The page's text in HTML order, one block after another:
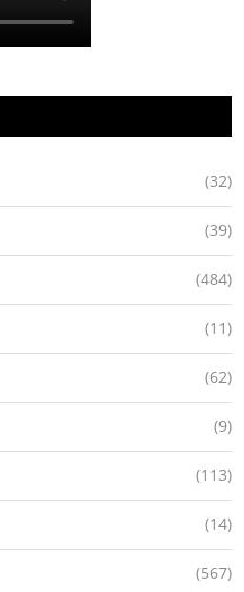
(32)
(39)
(484)
(11)
(62)
(9)
(113)
(14)
(567)